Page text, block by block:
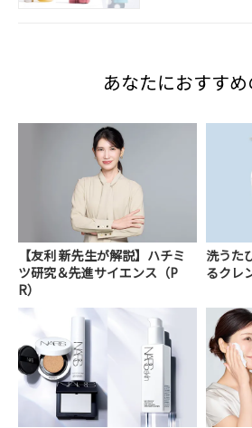
あなたにおすす
【友利 新先生が解説】ハチミ
ツ研究＆先進サイエンス（P
R）
洗うた
るクレ